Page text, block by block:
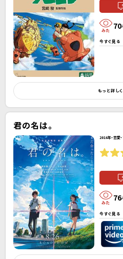
70
今すぐ見る
もっと詳し
君の名は。
2016年・恋愛
76
今すぐ見る